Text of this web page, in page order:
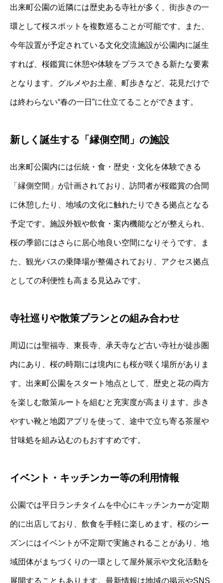
出来町公園の近隣には歴史ある寺社が多く、街歩きの一
環として桜スポットを複数巡ることが可能です。また、
今年設置が予定されている文化交流施設が公園内に誕生
すれば、桜鑑賞に休憩や体験をプラスできる新たな要素
となります。グルメやお土産、町歩きなど、花見だけで
は終わらない“春の一日”に仕立てることができます。
新しく誕生する「縁側空間」の施設
出来町公園内には伝統・食・歴史・文化を体験できる
「縁側空間」が計画されており、訪問者が桜鑑賞の合間
に休憩したり、地域の文化に触れたりできる拠点となる
予定です。施設外観や飲食・案内機能などが整えられ、
桜の季節にはさらに居心地良い空間になりそうです。ま
た、観光バスの乗降場が整備されており、アクセス拠点
としての利便性も高まる見込みです。
寺社巡りや散策プランとの組み合わせ
周辺には聖福寺、東長寺、承天寺など古い寺社が徒歩圏
内にあり、桜の時期には境内にも桜が咲く場所がありま
す。出来町公園をスタート地点として、歴史と花の両方
を楽しむ散策ルートを組むと充実度が高まります。歩き
やすい靴と地図アプリを使って、途中で立ち寄る茶屋や
甘味処を組み込むのもおすすめです。
イベント・キッチンカー等の利用情報
公園では平日ランチタイムを中心にキッチンカーが定期
的に出店しており、飲食を手軽に楽しめます。桜のシー
ズンにはイベントが不定期で実施されることがあり、地
域団体がまちづくりの一環として屋外展示や文化活動を
展開することもあります。最新情報は地域の掲示やSNS